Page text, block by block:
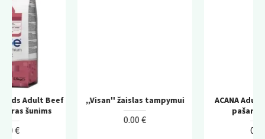
,,Visan'' žaislas tampymui
ACANA Adult Dog sausas
pašaras šunims